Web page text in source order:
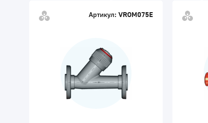
Артикул: VROM075E